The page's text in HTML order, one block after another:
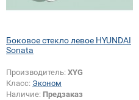
Боковое стекло левое HYUNDAI
Sonata
Производитель: XYG
Класс: Эконом
Наличие: Предзаказ